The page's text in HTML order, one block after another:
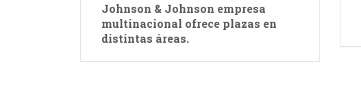
Johnson & Johnson empresa
multinacional ofrece plazas en
distintas áreas.